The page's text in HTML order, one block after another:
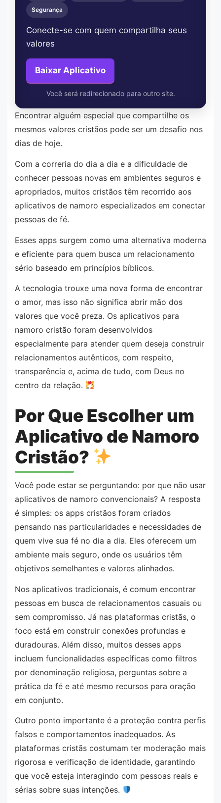
Segurança
Conecte-se com quem compartilha seus
valores
Baixar Aplicativo
Você será redirecionado para outro site.
Encontrar alguém especial que compartilhe os
mesmos valores cristãos pode ser um desafio nos
dias de hoje.
Com a correria do dia a dia e a dificuldade de
conhecer pessoas novas em ambientes seguros e
apropriados, muitos cristãos têm recorrido aos
aplicativos de namoro especializados em conectar
pessoas de fé.
Esses apps surgem como uma alternativa moderna
e eficiente para quem busca um relacionamento
sério baseado em princípios bíblicos.
A tecnologia trouxe uma nova forma de encontrar
o amor, mas isso não significa abrir mão dos
valores que você preza. Os aplicativos para
namoro cristão foram desenvolvidos
especialmente para atender quem deseja construir
relacionamentos autênticos, com respeito,
transparência e, acima de tudo, com Deus no
centro da relação.
Por Que Escolher um
Aplicativo de Namoro
Cristão?
Você pode estar se perguntando: por que não usar
aplicativos de namoro convencionais? A resposta
é simples: os apps cristãos foram criados
pensando nas particularidades e necessidades de
quem vive sua fé no dia a dia. Eles oferecem um
ambiente mais seguro, onde os usuários têm
objetivos semelhantes e valores alinhados.
Nos aplicativos tradicionais, é comum encontrar
pessoas em busca de relacionamentos casuais ou
sem compromisso. Já nas plataformas cristãs, o
foco está em construir conexões profundas e
duradouras. Além disso, muitos desses apps
incluem funcionalidades específicas como filtros
por denominação religiosa, perguntas sobre a
prática da fé e até mesmo recursos para oração
em conjunto.
Outro ponto importante é a proteção contra perfis
falsos e comportamentos inadequados. As
plataformas cristãs costumam ter moderação mais
rigorosa e verificação de identidade, garantindo
que você esteja interagindo com pessoas reais e
sérias sobre suas intenções.